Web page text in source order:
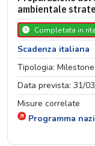
ambientale
Completata in
Scadenza italiana
Tipologia: Milestone
Data prevista: 31/
Misure correlate
Programma